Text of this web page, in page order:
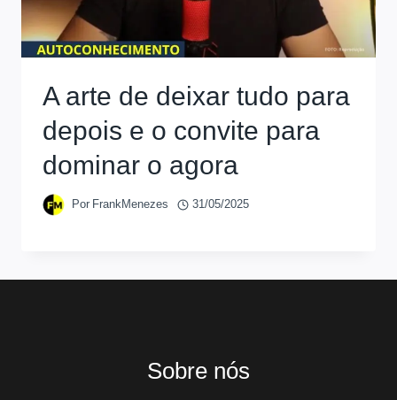
A arte de deixar tudo para
depois e o convite para
dominar o agora
Por FrankMenezes 31/05/2025
Sobre nós